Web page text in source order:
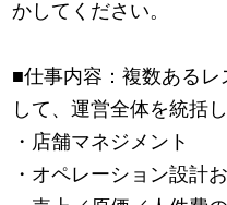
かしてください。
■仕事内容：複数ある
して、運営全体を統括
・店舗マネジメント
・オペレーション設計